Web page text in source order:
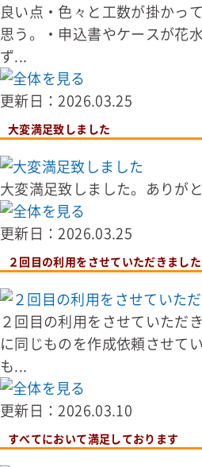
良い点・色々と工数が掛かっ
思う。・申込書やケースが
ず...
更新日：2026.03.25
大変満足致しました
大変満足致しました。ありが
更新日：2026.03.25
２回目の利用をさせていただきました
２回目の利用をさせていただ
に同じものを作成依頼させて
も...
更新日：2026.03.10
すべてにおいて満足しております